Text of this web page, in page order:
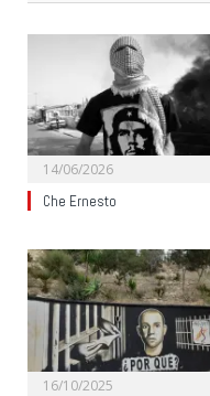
14/06/2026
Che Ernesto
16/10/2025